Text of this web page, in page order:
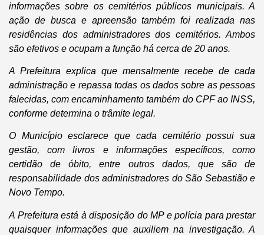
informações sobre os cemitérios públicos municipais. A
ação de busca e apreensão também foi realizada nas
residências dos administradores dos cemitérios. Ambos
são efetivos e ocupam a função há cerca de 20 anos.
A Prefeitura explica que mensalmente recebe de cada
administração e repassa todas os dados sobre as pessoas
falecidas, com encaminhamento também do CPF ao INSS,
conforme determina o trâmite legal.
O Município esclarece que cada cemitério possui sua
gestão, com livros e informações específicos, como
certidão de óbito, entre outros dados, que são de
responsabilidade dos administradores do São Sebastião e
Novo Tempo.
A Prefeitura está à disposição do MP e polícia para prestar
quaisquer informações que auxiliem na investigação. A